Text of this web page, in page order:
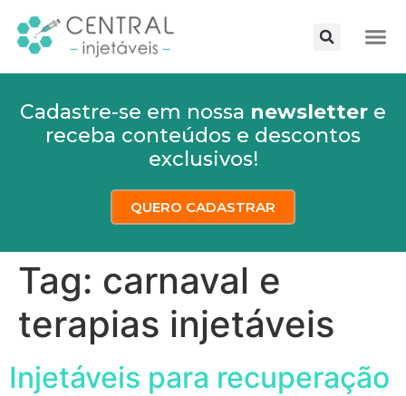
Cadastre-se em nossa newsletter e
receba conteúdos e descontos
exclusivos!
QUERO CADASTRAR
Tag: carnaval e
terapias injetáveis
Injetáveis para recuperação